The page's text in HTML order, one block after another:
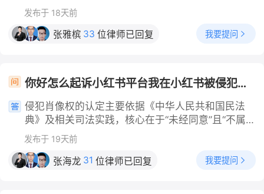
态、有无护送，让对方签字确认； 2. 聊天记录：调
取事发前后微信群、私聊记录，核实饮酒邀约、劝酒
对话、离场沟通内容； 3. 证人证言：寻找饭店店
内收银记录佐证饮酒事实； 5. 就医、尸检材料：保
果关系。 三、协商不成的起诉流程 1. 整理全部证
据，列明全部同桌饮酒人员为共同被告； 2. 提交民
事起诉状，主张死亡赔偿金、丧葬费、精神损害抚慰
金等赔偿； 3. 庭审中提交全部取证材料，由法院划
分各饮酒人的过错比例； 4. 判决后若对方拒不赔
典》第九百三十九条明确规定，建设单位依法与物业
服务人订立的前期物业服务合同，以及业主委员会与
业主大会依法选聘的物业服务人订立的物业服务合
物业服务人已经按照约定和有关规定提供相关保障
的，业主不得以未接受相关公共保障为由拒绝支付物
业费。 物业服务覆盖小区公共区域的设施维护、环
境保洁、秩序值守等全维度内容，这些公共保障的整
削减，房屋交付后业主已实际取得物业控制权，自然
属于公共保障的覆盖受益范围。全国层面没有统一的
强制减免标准，部分地区针对长期空置的已收房未装
发布于 18天前
张雅槟 33 位律师已回复 我要提问
你好怎么起诉小红书平台我在小红书被侵犯肖像权造成了名誉损害
侵犯肖像权的认定主要依据《中华人民共和国民法
典》及相关司法实践，核心在于“未经同意”且“不属
于合理使用”。赔偿则包括经济损失、精神损害及合
理维权费用，具体金额由法院结合侵权情节酌定。
一、侵犯肖像权的认定标准核心认定要件未经同意：
发布于 19天前
张海龙 31 位律师已回复 我要提问